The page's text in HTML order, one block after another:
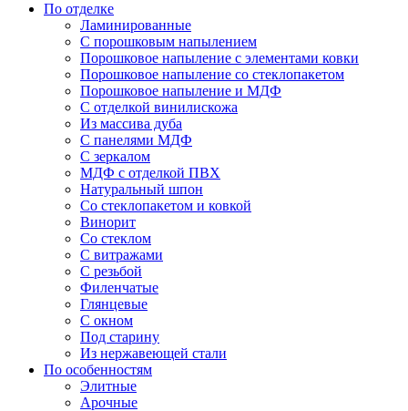
По отделке
Ламинированные
С порошковым напылением
Порошковое напыление с элементами ковки
Порошковое напыление со стеклопакетом
Порошковое напыление и МДФ
С отделкой винилискожа
Из массива дуба
С панелями МДФ
С зеркалом
МДФ с отделкой ПВХ
Натуральный шпон
Со стеклопакетом и ковкой
Винорит
Со стеклом
С витражами
С резьбой
Филенчатые
Глянцевые
С окном
Под старину
Из нержавеющей стали
По особенностям
Элитные
Арочные